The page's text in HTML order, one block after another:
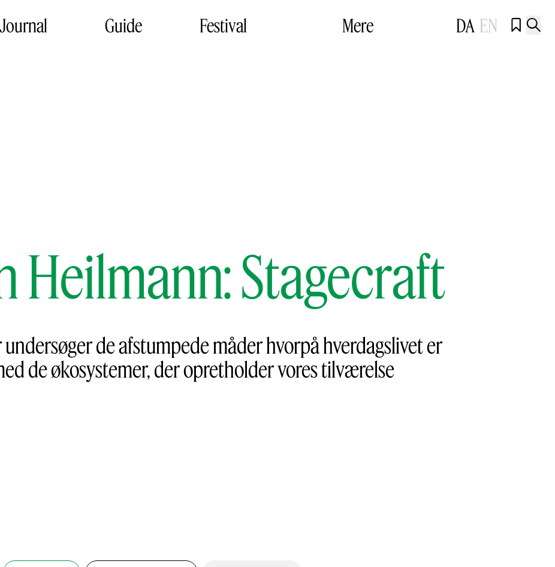
Journal Guide Festival Mere DA EN  
Heilmann: Stagecraft
de afstumpede måder hvorpå hverdagslivet er
de økosystemer, der opretholder vores tilværelse